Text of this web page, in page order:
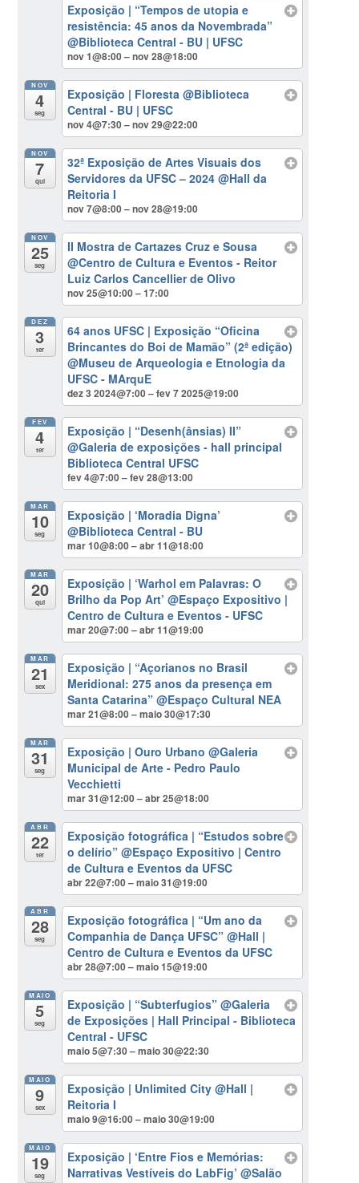
Exposição | “Tempos de utopia e
resistência: 45 anos da Novembrada”
@Biblioteca Central - BU | UFSC
nov 1@8:00 – nov 28@18:00
NOV
4
seg
Exposição | Floresta@Biblioteca
Central - BU | UFSC
nov 4@7:30 – nov 29@22:00
NOV
7
qui
32ª Exposição de Artes Visuais dos
Servidores da UFSC – 2024@Hall da
Reitoria I
nov 7@8:00 – nov 28@19:00
NOV
25
seg
II Mostra de Cartazes Cruz e Sousa
@Centro de Cultura e Eventos - Reitor
Luiz Carlos Cancellier de Olivo
nov 25@10:00 – 17:00
DEZ
3
ter
64 anos UFSC | Exposição “Oficina
Brincantes do Boi de Mamão” (2ª edição)
@Museu de Arqueologia e Etnologia da
UFSC - MArquE
dez 3 2024@7:00 – fev 7 2025@19:00
FEV
4
ter
Exposição | “Desenh(ânsias) II”
@Galeria de exposições - hall principal
Biblioteca Central UFSC
fev 4@7:00 – fev 28@13:00
MAR
10
seg
Exposição | ‘Moradia Digna’
@Biblioteca Central - BU
mar 10@8:00 – abr 11@18:00
MAR
20
qui
Exposição | ‘Warhol em Palavras: O
Brilho da Pop Art’@Espaço Expositivo |
Centro de Cultura e Eventos - UFSC
mar 20@7:00 – abr 11@19:00
MAR
21
sex
Exposição | “Açorianos no Brasil
Meridional: 275 anos da presença em
Santa Catarina”@Espaço Cultural NEA
mar 21@8:00 – maio 30@17:30
MAR
31
seg
Exposição | Ouro Urbano@Galeria
Municipal de Arte - Pedro Paulo
Vecchietti
mar 31@12:00 – abr 25@18:00
ABR
22
ter
Exposição fotográfica | “Estudos sobre
o delírio”@Espaço Expositivo | Centro
de Cultura e Eventos da UFSC
abr 22@7:00 – maio 31@19:00
ABR
28
seg
Exposição fotográfica | “Um ano da
Companhia de Dança UFSC”@Hall |
Centro de Cultura e Eventos da UFSC
abr 28@7:00 – maio 15@19:00
MAIO
5
seg
Exposição | “Subterfugios”@Galeria
de Exposições | Hall Principal - Biblioteca
Central - UFSC
maio 5@7:30 – maio 30@22:30
MAIO
9
sex
Exposição | Unlimited City@Hall |
Reitoria I
maio 9@16:00 – maio 30@19:00
MAIO
19
seg
Exposição | ‘Entre Fios e Memórias:
Narrativas Vestíveis do LabFig’@Salão